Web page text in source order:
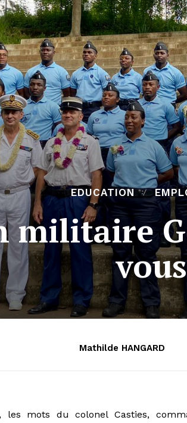
EDUCATION
militaire
Mathilde HANGARD
mots du colonel Casties,